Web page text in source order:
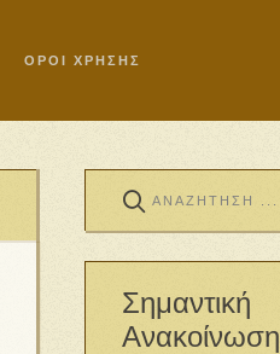
ΟΡΟΙ ΧΡΗΣΗΣ
Σημαντική
Ανακοίνωση